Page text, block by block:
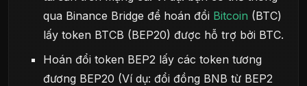
qua Binance Bridge để hoán đổi Bitcoin (BTC)
lấy token BTCB (BEP20) được hỗ trợ bởi BTC.
Hoán đổi token BEP2 lấy các token tương
đương BEP20 (Ví dụ: đổi đồng BNB từ BEP2